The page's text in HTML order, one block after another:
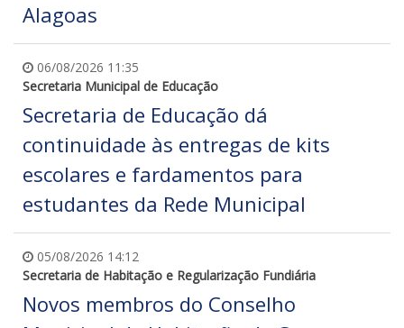
Alagoas
06/08/2026 11:35
Secretaria Municipal de Educação
Secretaria de Educação dá
continuidade às entregas de kits
escolares e fardamentos para
estudantes da Rede Municipal
05/08/2026 14:12
Secretaria de Habitação e Regularização Fundiária
Novos membros do Conselho